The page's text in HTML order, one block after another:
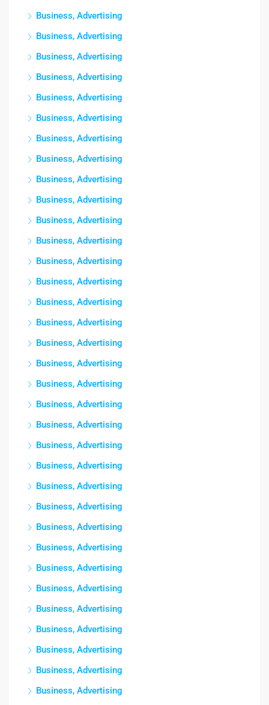
Business, Advertising
Business, Advertising
Business, Advertising
Business, Advertising
Business, Advertising
Business, Advertising
Business, Advertising
Business, Advertising
Business, Advertising
Business, Advertising
Business, Advertising
Business, Advertising
Business, Advertising
Business, Advertising
Business, Advertising
Business, Advertising
Business, Advertising
Business, Advertising
Business, Advertising
Business, Advertising
Business, Advertising
Business, Advertising
Business, Advertising
Business, Advertising
Business, Advertising
Business, Advertising
Business, Advertising
Business, Advertising
Business, Advertising
Business, Advertising
Business, Advertising
Business, Advertising
Business, Advertising
Business, Advertising